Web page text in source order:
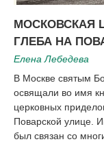
МОСКОВСКАЯ
ГЛЕБА НА
Елена Лебедева
В Москве святым
освящали во имя
церковных
Поварской улице.
был связан со